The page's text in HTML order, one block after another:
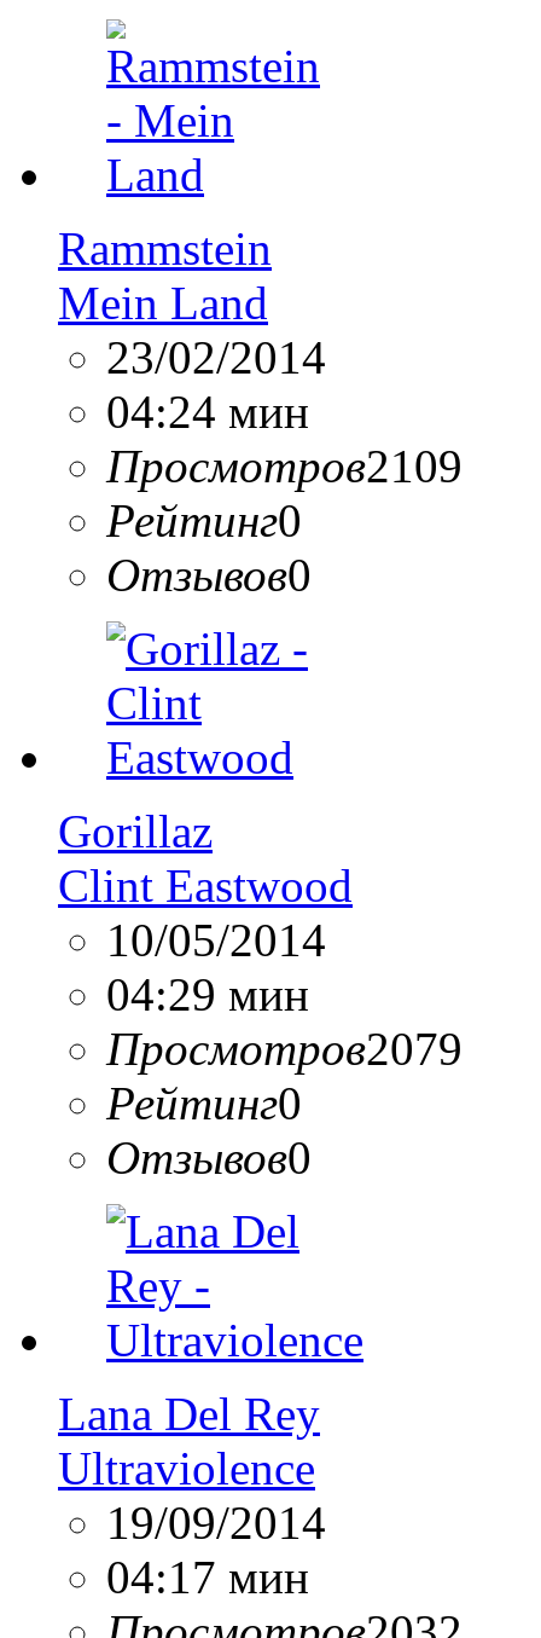
Rammstein
Mein Land
23/02/2014
04:24 мин
Просмотров2109
Рейтинг0
Отзывов0
Gorillaz
Clint Eastwood
10/05/2014
04:29 мин
Просмотров2079
Рейтинг0
Отзывов0
Lana Del Rey
Ultraviolence
19/09/2014
04:17 мин